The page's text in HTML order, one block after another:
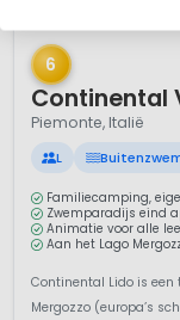
1 / 12
6
Continental
Piemonte, Italië
L
Familiecamping,
Zwemparadijs eind
Animatie voor alle
Aan het Lago
Continental Lido is
Mergozzo (europa’s